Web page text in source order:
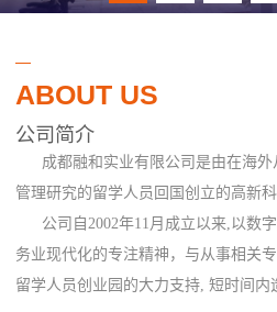
ABOUT US
公司简介
成都融和实业有限公司是由在海外
管理研究的留学人员回国创立的高新
公司自2002年11月成立以来,以数
务业现代化的专注精神，与从事相关
留学人员创业园的大力支持, 短时间